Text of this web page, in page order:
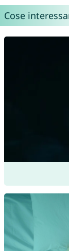
Cose